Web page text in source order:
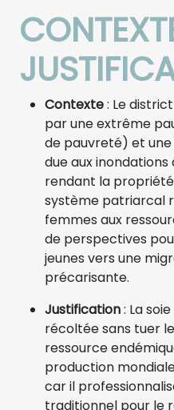
Contexte: Le
par une extrême
de pauvreté) et
due aux
rendant la
système patriarcal
femmes aux
de perspectives
jeunes vers une
précarisante.
Justification: La
récoltée sans tuer
ressource
production
car il
traditionnel pour le